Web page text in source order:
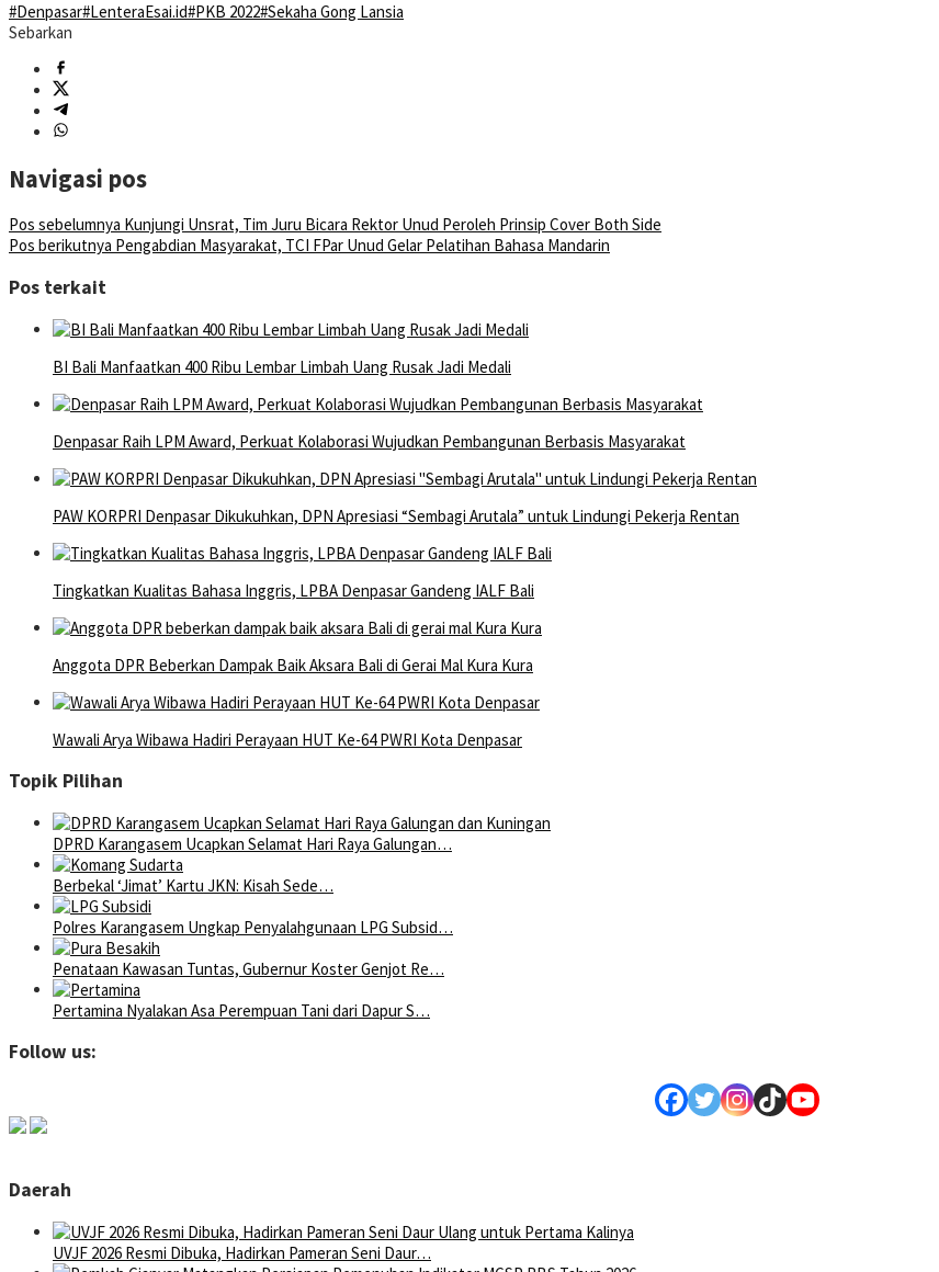
#Denpasar#LenteraEsai.id#PKB 2022#Sekaha Gong Lansia
Sebarkan
Navigasi pos
Pos sebelumnya Kunjungi Unsrat, Tim Juru Bicara Rektor Unud Peroleh Prinsip Cover Both Side
Pos berikutnya Pengabdian Masyarakat, TCI FPar Unud Gelar Pelatihan Bahasa Mandarin
Pos terkait
BI Bali Manfaatkan 400 Ribu Lembar Limbah Uang Rusak Jadi Medali
Denpasar Raih LPM Award, Perkuat Kolaborasi Wujudkan Pembangunan Berbasis Masyarakat
PAW KORPRI Denpasar Dikukuhkan, DPN Apresiasi “Sembagi Arutala” untuk Lindungi Pekerja Rentan
Tingkatkan Kualitas Bahasa Inggris, LPBA Denpasar Gandeng IALF Bali
Anggota DPR Beberkan Dampak Baik Aksara Bali di Gerai Mal Kura Kura
Wawali Arya Wibawa Hadiri Perayaan HUT Ke-64 PWRI Kota Denpasar
Topik Pilihan
DPRD Karangasem Ucapkan Selamat Hari Raya Galungan…
Berbekal ‘Jimat’ Kartu JKN: Kisah Sede…
Polres Karangasem Ungkap Penyalahgunaan LPG Subsid…
Penataan Kawasan Tuntas, Gubernur Koster Genjot Re…
Pertamina Nyalakan Asa Perempuan Tani dari Dapur S…
Follow us:
Daerah
UVJF 2026 Resmi Dibuka, Hadirkan Pameran Seni Daur…